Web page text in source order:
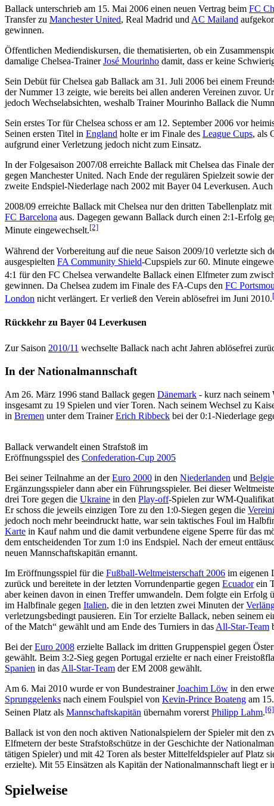
Ballack unterschrieb am 15. Mai 2006 einen neuen Vertrag beim FC
Transfer zu Manchester United, Real Madrid undAC Mailand
gewinnen.
Öffentlichen Mediendiskursen, die thematisierten, ob ein
damalige Chelsea-TrainerJosé Mourinho damit, dass er keine
Sein Debüt für Chelsea gab Ballack am 31. Juli 2006 bei einem
der Nummer 13 zeigte, wie bereits bei allen anderen Vereinen zuvor.
jedoch Wechselabsichten, weshalb Trainer Mourinho Ballack die
Sein erstes Tor für Chelsea schoss er am 12. September 2006 vor
Seinen ersten Titel in England holte er im Finale des League Cups, als
aufgrund einer Verletzung jedoch nicht zum Einsatz.
In der Folgesaison 2007/08 erreichte Ballack mit Chelsea das Finale der
gegen Manchester United. Nach Ende der regulären Spielzeit sowie
zweite Endspiel-Niederlage nach 2002 mit Bayer 04 Leverkusen.
2008/09 erreichte Ballack mit Chelsea nur den dritten Tabellenplatz
FC Barcelona aus. Dagegen gewann Ballack durch einen 2:1-Erfolg
Minute eingewechselt.[2]
Während der Vorbereitung auf die neue Saison 2009/10 verletzte
ausgespielten FA Community Shield-Cupspiels zur 60. Minute
4:1 für den FC Chelsea verwandelte Ballack einen Elfmeter zum
gewinnen. Da Chelsea zudem im Finale des FA-Cups den FC
London nicht verlängert. Er verließ den Verein ablösefrei im Juni 2010.
Rückkehr zu Bayer 04 Leverkusen
Zur Saison 2010/11 wechselte Ballack nach acht Jahren ablösefrei
In der Nationalmannschaft
Am 26. März 1996 stand Ballack gegen Dänemark - kurz nach
insgesamt zu 19 Spielen und vier Toren. Nach seinem Wechsel zu
in Bremen unter dem TrainerErich Ribbeck bei der 0:1-Niederlage
Ballack verwandelt einen Strafstoß im
Eröffnungsspiel des Confederation-Cup 2005
Bei seiner Teilnahme an derEuro 2000 in den Niederlanden und
Ergänzungsspieler dann aber ein Führungsspieler. Bei dieser
drei Tore gegen die Ukraine in den Play-off-Spielen zur WM-
Er schoss die jeweils einzigen Tore zu den 1:0-Siegen gegen die
jedoch noch mehr beeindruckt hatte, war sein taktisches Foul im
Karte in Kauf nahm und die damit verbundene eigene Sperre für das
dem entscheidenden Tor zum 1:0 ins Endspiel. Nach der erneut
neuen Mannschaftskapitän ernannt.
Im Eröffnungsspiel für die Fußball-Weltmeisterschaft 2006 im eigenen
zurück und bereitete in der letzten Vorrundenpartie gegen Ecuadorein
aber keinen davon in einen Treffer umwandeln. Dem folgte ein Erfolg
im Halbfinale gegen Italien, die in den letzten zwei Minuten der
verletzungsbedingt pausieren. Ein Tor erzielte Ballack, neben seinem
of the Match“ gewählt und am Ende des Turniers in das All-Star-Team
Bei derEuro 2008 erzielte Ballack im dritten Gruppenspiel gegen
gewählt. Beim 3:2-Sieg gegen Portugal erzielte er nach einer
Spanien in das All-Star-Team der EM 2008 gewählt.
Am 6. Mai 2010 wurde er von BundestrainerJoachim Löw in den
Sprunggelenks nach einem Foulspiel von Kevin-Prince Boateng am
Seinen Platz als Mannschaftskapitän übernahm vorerst Philipp Lahm.[6]
Ballack ist von den noch aktiven Nationalspielern der Spieler mit den
Elfmetern der beste Strafstoßschütze in der Geschichte der
tätigen Spieler) und mit 42 Toren als bester Mittelfeldspieler auf Platz
erzielte). Mit 55 Einsätzen als Kapitän der Nationalmannschaft liegt er
Spielweise